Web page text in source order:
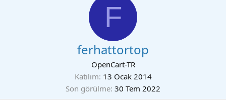
F
ferhattortop
OpenCart-TR
Katılım 13 Ocak 2014
Son görülme 30 Tem 2022